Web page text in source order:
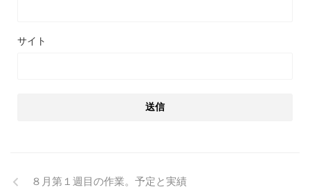
サイト
８月第１週目の作業。予定と実績